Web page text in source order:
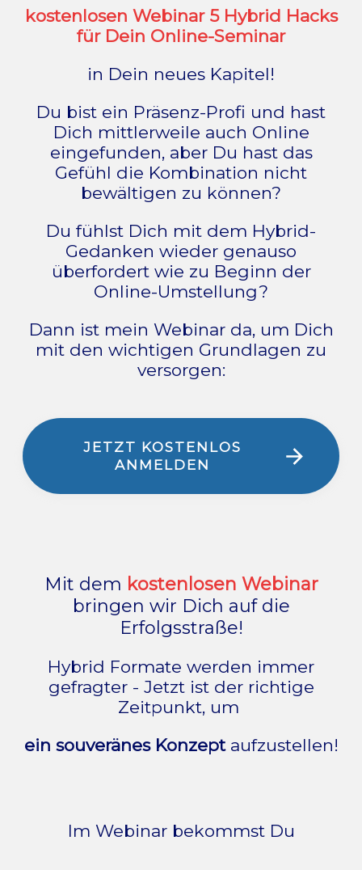
kostenlosen Webinar 5 Hybrid Hacks
für Dein Online-Seminar
in Dein neues Kapitel!
Du bist ein Präsenz-Profi und hast
Dich mittlerweile auch Online
eingefunden, aber Du hast das
Gefühl die Kombination nicht
bewältigen zu können?
Du fühlst Dich mit dem Hybrid-
Gedanken wieder genauso
überfordert wie zu Beginn der
Online-Umstellung?
Dann ist mein Webinar da, um Dich
mit den wichtigen Grundlagen zu
versorgen:
JETZT KOSTENLOS
ANMELDEN
Mit dem kostenlosen Webinar
bringen wir Dich auf die
Erfolgsstraße!
Hybrid Formate werden immer
gefragter - Jetzt ist der richtige
Zeitpunkt, um
ein souveränes Konzeptaufzustellen!
Im Webinar bekommst Du